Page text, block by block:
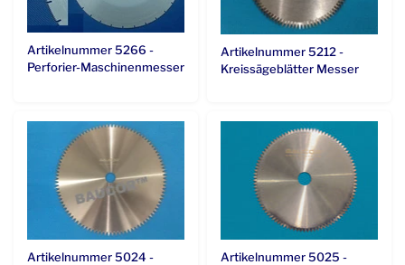
Artikelnummer 5266 -
Perforier-Maschinenmesser
Artikelnummer 5212 -
Kreissägeblätter Messer
Artikelnummer 5024 -
Artikelnummer 5025 -